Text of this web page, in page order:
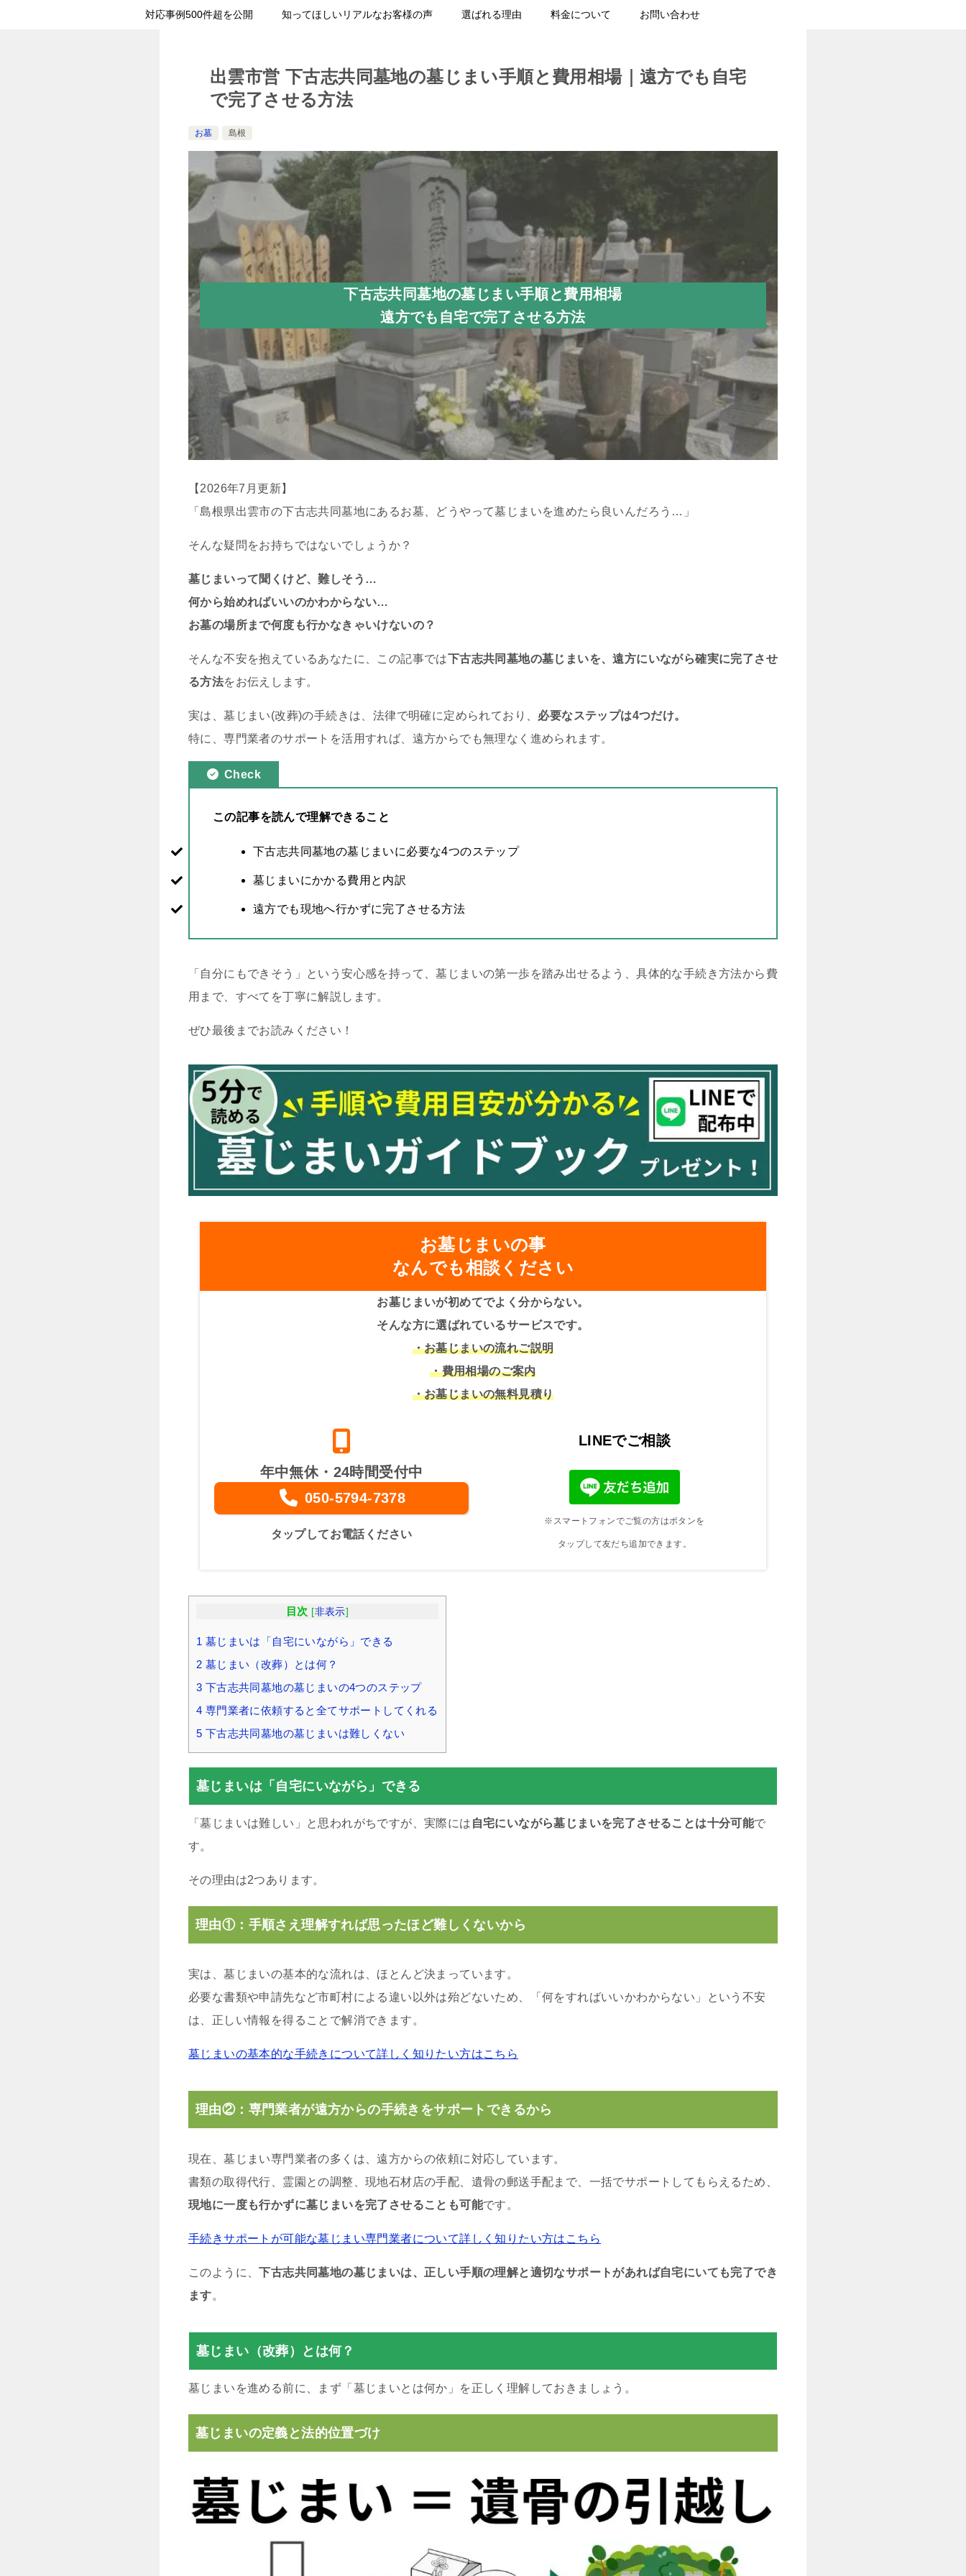
対応事例500件超を公開 知ってほしいリアルなお客様の声 選ばれる理由 料金について お問い合わせ
出雲市営 下古志共同墓地の墓じまい手順と費用相場｜遠方でも自宅
で完了させる方法
お墓 島根
下古志共同墓地の墓じまい手順と費用相場
遠方でも自宅で完了させる方法
【2026年7月更新】
「島根県出雲市の下古志共同墓地にあるお墓、どうやって墓じまいを進めたら良いんだろう…」
そんな疑問をお持ちではないでしょうか？
墓じまいって聞くけど、難しそう…
何から始めればいいのかわからない…
お墓の場所まで何度も行かなきゃいけないの？
そんな不安を抱えているあなたに、この記事では下古志共同墓地の墓じまいを、遠方にいながら確実に完了させ
る方法をお伝えします。
実は、墓じまい(改葬)の手続きは、法律で明確に定められており、 必要なステップは4つだけ。
特に、専門業者のサポートを活用すれば、遠方からでも無理なく進められます。
Check
この記事を読んで理解できること
下古志共同墓地の墓じまいに必要な4つのステップ
墓じまいにかかる費用と内訳
遠方でも現地へ行かずに完了させる方法
「自分にもできそう」という安心感を持って、墓じまいの第一歩を踏み出せるよう、具体的な手続き方法から費
用まで、すべてを丁寧に解説します。
ぜひ最後までお読みください！
お墓じまいの事
なんでも相談ください
お墓じまいが初めてでよく分からない。
そんな方に選ばれているサービスです。
・お墓じまいの流れご説明
・費用相場のご案内
・お墓じまいの無料見積り
年中無休・24時間受付中
050-5794-7378
タップしてお電話ください
LINEでご相談
※スマートフォンでご覧の方はボタンを
タップして友だち追加できます。
目次 [非表示]
1 墓じまいは「自宅にいながら」できる
2 墓じまい（改葬）とは何？
3 下古志共同墓地の墓じまいの4つのステップ
4 専門業者に依頼すると全てサポートしてくれる
5 下古志共同墓地の墓じまいは難しくない
墓じまいは「自宅にいながら」できる
「墓じまいは難しい」と思われがちですが、実際には 自宅にいながら墓じまいを完了させることは十分可能で
す。
その理由は2つあります。
理由①：手順さえ理解すれば思ったほど難しくないから
実は、墓じまいの基本的な流れは、ほとんど決まっています。
必要な書類や申請先など市町村による違い以外は殆どないため、「何をすればいいかわからない」という不安
は、正しい情報を得ることで解消できます。
墓じまいの基本的な手続きについて詳しく知りたい方はこちら
理由②：専門業者が遠方からの手続きをサポートできるから
現在、墓じまい専門業者の多くは、遠方からの依頼に対応しています。
書類の取得代行、霊園との調整、現地石材店の手配、遺骨の郵送手配まで、一括でサポートしてもらえるため、
現地に一度も行かずに墓じまいを完了させることも可能です。
手続きサポートが可能な墓じまい専門業者について詳しく知りたい方はこちら
このように、下古志共同墓地の墓じまいは、正しい手順の理解と適切なサポートがあれば自宅にいても完了でき
ます。
墓じまい（改葬）とは何？
墓じまいを進める前に、まず「墓じまいとは何か」を正しく理解しておきましょう。
墓じまいの定義と法的位置づけ